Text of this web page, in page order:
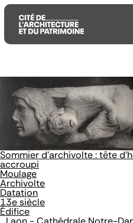
Aller
contenu
principal
Aller
menu
principal
Aller
recherche
Sommier d'archivolte : tête
accroupi
Moulage
Archivolte
Datation
13e siècle
Édifice